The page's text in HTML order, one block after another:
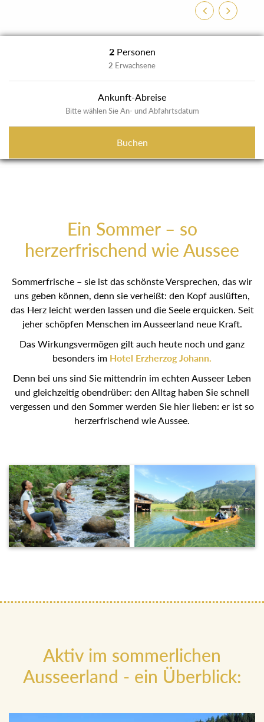
ZurückWeiter
2 Personen
2 Erwachsene
Ankunft-Abreise
Bitte wählen Sie An- und Abfahrtsdatum
Buchen
Ein Sommer – so
herzerfrischend wie Aussee
Sommerfrische – sie ist das schönste Versprechen, das wir
uns geben können, denn sie verheißt: den Kopf auslüften,
das Herz leicht werden lassen und die Seele erquicken. Seit
jeher schöpfen Menschen im Ausseerland neue Kraft.
Das Wirkungsvermögen gilt auch heute noch und ganz
besonders im Hotel Erzherzog Johann.
Denn bei uns sind Sie mittendrin im echten Ausseer Leben
und gleichzeitig obendrüber: den Alltag haben Sie schnell
vergessen und den Sommer werden Sie hier lieben: er ist so
herzerfrischend wie Aussee.
Aktiv im sommerlichen
Ausseerland - ein Überblick: